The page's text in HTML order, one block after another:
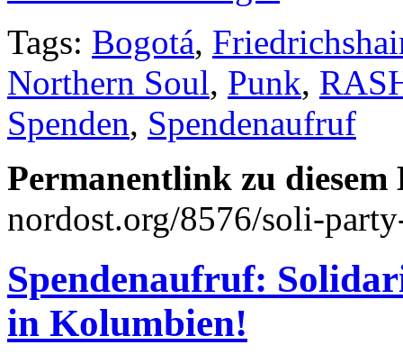
Tags: Bogotá,
Northern Soul, Punk,
Spenden, Spendenaufruf
Permanentlink zu
nordost.org/8576/soli-
Spendenaufruf:
in Kolumbien!